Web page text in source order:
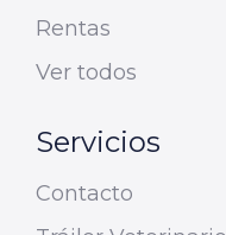
Rentas
Ver todos
Servicios
Contacto